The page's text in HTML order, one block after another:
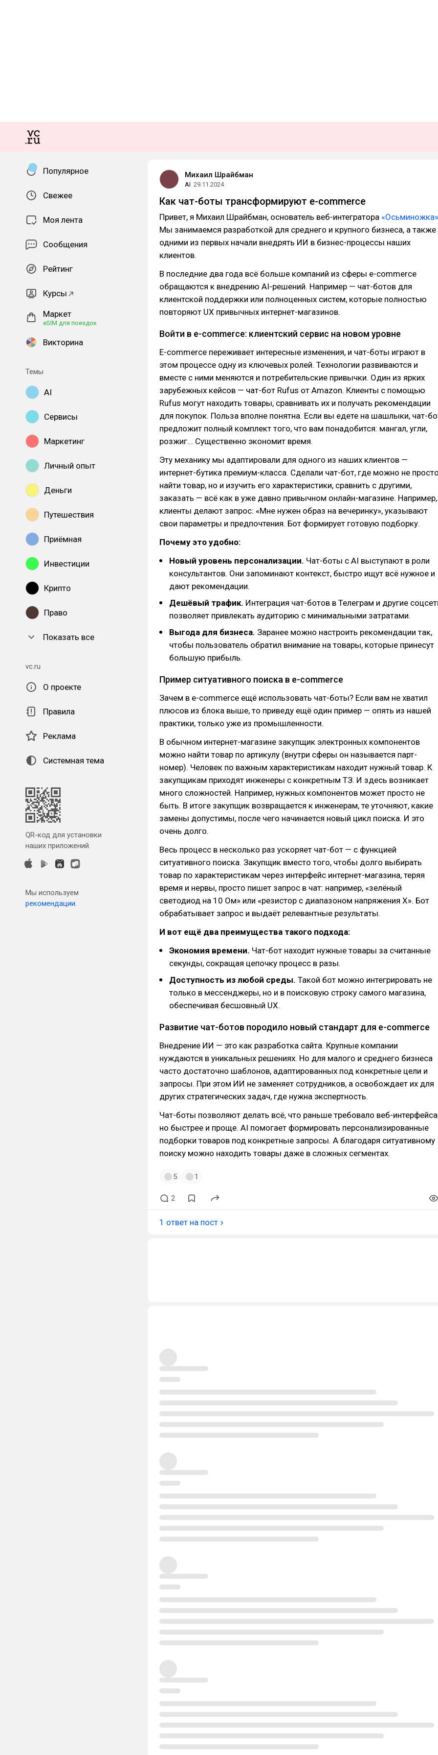
Популярное
Свежее
Моя лента
Сообщения
Рейтинг
Курсы
Маркет
eSIM для поездок
Викторина
Темы
AI
Сервисы
Маркетинг
Личный опыт
Деньги
Путешествия
Приёмная
Инвестиции
Крипто
Право
Показать все
vc.ru
О проекте
Правила
Реклама
Системная тема
QR-код для установки
наших приложений.
Мы используем
рекомендации.
Михаил Шрайбман
AI 29.11.2024
Как чат-боты трансформируют e-commerce
Привет, я Михаил Шрайбман, основатель веб-интегратора «Осьминожка»
Мы занимаемся разработкой для среднего и крупного бизнеса, а также
одними из первых начали внедрять ИИ в бизнес-процессы наших
клиентов.
В последние два года всё больше компаний из сферы e-commerce
обращаются к внедрению AI-решений. Например — чат-ботов для
клиентской поддержки или полноценных систем, которые полностью
повторяют UX привычных интернет-магазинов.
Войти в e-commerce: клиентский сервис на новом уровне
E-commerce переживает интересные изменения, и чат-боты играют в
этом процессе одну из ключевых ролей. Технологии развиваются и
вместе с ними меняются и потребительские привычки. Один из ярких
зарубежных кейсов — чат-бот Rufus от Amazon. Клиенты с помощью
Rufus могут находить товары, сравнивать их и получать рекомендации
для покупок. Польза вполне понятна. Если вы едете на шашлыки, чат-
предложит полный комплект того, что вам понадобится: мангал, угли,
розжиг... Существенно экономит время.
Эту механику мы адаптировали для одного из наших клиентов —
интернет-бутика премиум-класса. Сделали чат-бот, где можно не
найти товар, но и изучить его характеристики, сравнить с другими,
заказать — всё как в уже давно привычном онлайн-магазине. Например,
клиенты делают запрос: «Мне нужен образ на вечеринку», указывают
свои параметры и предпочтения. Бот формирует готовую подборку.
Почему это удобно:
Новый уровень персонализации. Чат-боты с AI выступают в роли
консультантов. Они запоминают контекст, быстро ищут всё нужное и
дают рекомендации.
Дешёвый трафик. Интеграция чат-ботов в Телеграм и другие
позволяет привлекать аудиторию с минимальными затратами.
Выгода для бизнеса. Заранее можно настроить рекомендации так,
чтобы пользователь обратил внимание на товары, которые принесут
большую прибыль.
Пример ситуативного поиска в e-commerce
Зачем в e-commerce ещё использовать чат-боты? Если вам не хватил
плюсов из блока выше, то приведу ещё один пример — опять из нашей
практики, только уже из промышленности.
В обычном интернет-магазине закупщик электронных компонентов
можно найти товар по артикулу (внутри сферы он называется парт-
номер). Человек по важным характеристикам находит нужный товар. К
закупщикам приходят инженеры с конкретным ТЗ. И здесь возникает
много сложностей. Например, нужных компонентов может просто не
быть. В итоге закупщик возвращается к инженерам, те уточняют, какие
замены допустимы, после чего начинается новый цикл поиска. И это
очень долго.
Весь процесс в несколько раз ускоряет чат-бот — с функцией
ситуативного поиска. Закупщик вместо того, чтобы долго выбирать
товар по характеристикам через интерфейс интернет-магазина, теряя
время и нервы, просто пишет запрос в чат: например, «зелёный
светодиод на 10 Ом» или «резистор с диапазоном напряжения X». Бот
обрабатывает запрос и выдаёт релевантные результаты.
И вот ещё два преимущества такого подхода:
Экономия времени. Чат-бот находит нужные товары за считанные
секунды, сокращая цепочку процесс в разы.
Доступность из любой среды. Такой бот можно интегрировать не
только в мессенджеры, но и в поисковую строку самого магазина,
обеспечивая бесшовный UX.
Развитие чат-ботов породило новый стандарт для e-commerce
Внедрение ИИ — это как разработка сайта. Крупные компании
нуждаются в уникальных решениях. Но для малого и среднего бизнеса
часто достаточно шаблонов, адаптированных под конкретные цели и
запросы. При этом ИИ не заменяет сотрудников, а освобождает их для
других стратегических задач, где нужна экспертность.
Чат-боты позволяют делать всё, что раньше требовало веб-
но быстрее и проще. AI помогает формировать персонализированные
подборки товаров под конкретные запросы. А благодаря ситуативному
поиску можно находить товары даже в сложных сегментах.
5 1
2
1 ответ на пост